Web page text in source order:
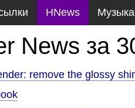
HNews Музыка
News за
remove the glossy